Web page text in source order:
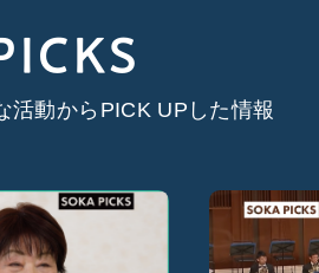
活動からPICK UPした情報